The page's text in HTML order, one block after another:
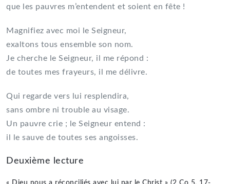
que les pauvres m’entendent et soient en fête !
Magnifiez avec moi le Seigneur,
exaltons tous ensemble son nom.
Je cherche le Seigneur, il me répond :
de toutes mes frayeurs, il me délivre.
Qui regarde vers lui resplendira,
sans ombre ni trouble au visage.
Un pauvre crie ; le Seigneur entend :
il le sauve de toutes ses angoisses.
Deuxième lecture